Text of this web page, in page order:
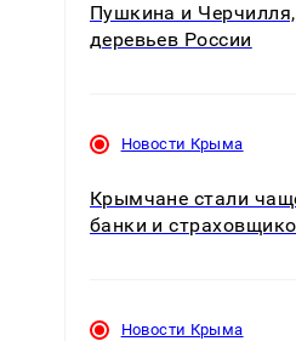
Пушкина и
деревьев России
Новости Крыма
Крымчане стали
банки и
Новости Крыма